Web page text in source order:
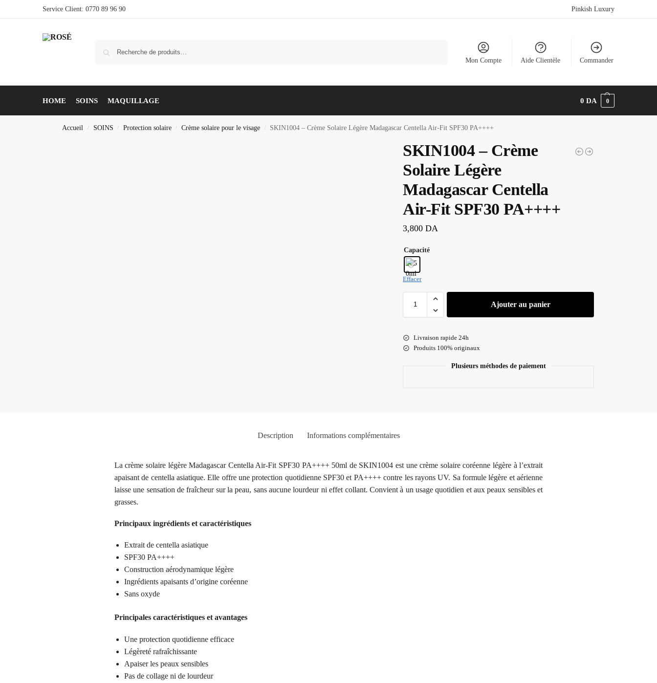
Service Client: 0770 89 96 90 Pinkish Luxury
Mon Compte Aide Clientèle Commander
HOME SOINS MAQUILLAGE 0DA 0
Accueil / SOINS / Protection solaire / Crème solaire pour le visage / SKIN1004 – Crème Solaire Légère Madagascar Centella Air-Fit SPF30 PA++++
SKIN1004 – Crème
Solaire Légère
Madagascar Centella
Air-Fit SPF30 PA++++
3,800DA
Capacité
Effacer
Ajouter au panier
Livraison rapide 24h
Produits 100% originaux
Plusieurs méthodes de paiement
Description Informations complémentaires
La crème solaire légère Madagascar Centella Air-Fit SPF30 PA++++ 50ml de SKIN1004 est une crème solaire coréenne légère à l’extrait
apaisant de centella asiatique. Elle offre une protection quotidienne SPF30 et PA++++ contre les rayons UV. Sa formule légère et aérienne
laisse une sensation de fraîcheur sur la peau, sans aucune lourdeur ni effet collant. Convient à un usage quotidien et aux peaux sensibles et
grasses.
Principaux ingrédients et caractéristiques
Extrait de centella asiatique
SPF30 PA++++
Construction aérodynamique légère
Ingrédients apaisants d’origine coréenne
Sans oxyde
Principales caractéristiques et avantages
Une protection quotidienne efficace
Légèreté rafraîchissante
Apaiser les peaux sensibles
Pas de collage ni de lourdeur